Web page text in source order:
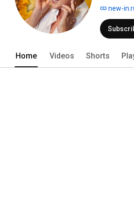
имеющих
заказов
new-
Home Videos Shorts